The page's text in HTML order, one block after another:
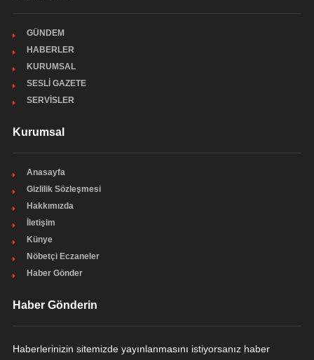
GÜNDEM
HABERLER
KURUMSAL
SESLİ GAZETE
SERVİSLER
Kurumsal
Anasayfa
Gizlilik Sözleşmesi
Hakkımızda
İletişim
Künye
Nöbetçi Eczaneler
Haber Gönder
Haber Gönderin
Haberlerinizin sitemizde yayınlanmasını istiyorsanız haber